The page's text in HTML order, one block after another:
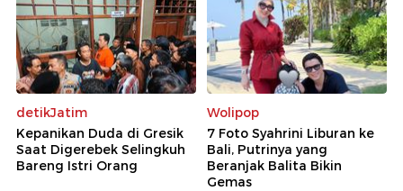
detikJatim
Kepanikan Duda di Gresik
Saat Digerebek Selingkuh
Bareng Istri Orang
Wolipop
7 Foto Syahrini Liburan ke
Bali, Putrinya yang
Beranjak Balita Bikin
Gemas